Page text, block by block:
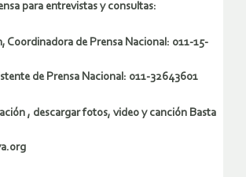
para entrevistas y consultas:
Coordinadora de Prensa Nacional: 011-15-
de Prensa Nacional: 011-32643601
, descargar fotos, video y canción Basta